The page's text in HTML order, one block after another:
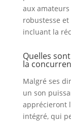
aux
robustesse
incluant la
Quelles
la
Malgré ses
un son
apprécieront
intégré, qui